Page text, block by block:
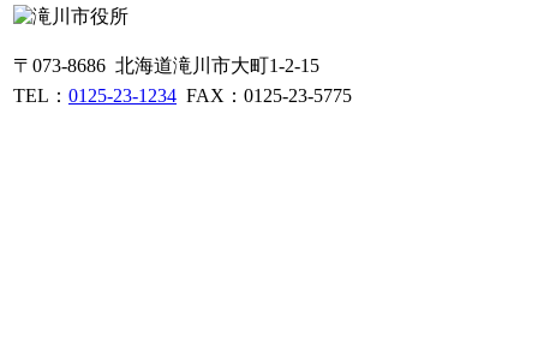
〒073-8686 北海道滝川市大町1-2-15
TEL： 0125-23-1234 FAX：0125-23-5775